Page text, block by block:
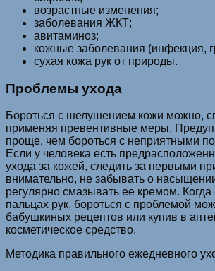
возрастные изменения;
заболевания ЖКТ;
авитаминоз;
кожные заболевания (инфекция,
сухая кожа рук от природы.
Проблемы ухода
Бороться с шелушением кожи можно,
применяя превентивные меры.
проще, чем бороться с неприятными
Если у человека есть
ухода за кожей, следить за первыми
внимательно, не забывать о
регулярно смазывать ее кремом. Когда
пальцах рук, бороться с проблемой
бабушкиных рецептов или купив в
косметическое средство.
Методика правильного ежедневного